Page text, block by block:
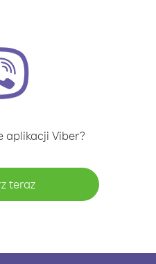
aplikacji Viber?
teraz